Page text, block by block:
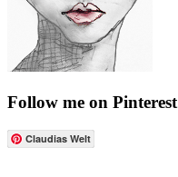
Follow me on Pinterest
Claudias Welt